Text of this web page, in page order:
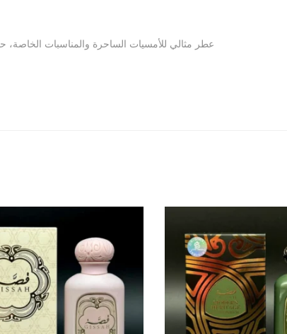
عطر مثالي للأمسيات الساحرة والمناسبات الخاصة،